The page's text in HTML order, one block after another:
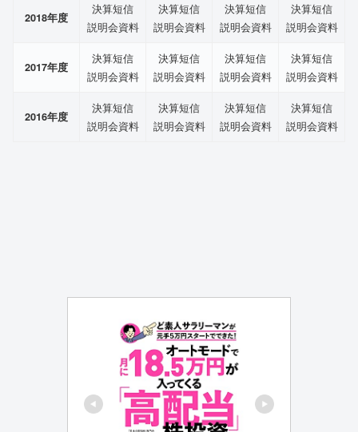
2018年度
決算短信
説明会資料
決算短信
説明会資料
決算短信
説明会資料
決算短信
説明会資料
2017年度
決算短信
説明会資料
決算短信
説明会資料
決算短信
説明会資料
決算短信
説明会資料
2016年度
決算短信
説明会資料
決算短信
説明会資料
決算短信
説明会資料
決算短信
説明会資料